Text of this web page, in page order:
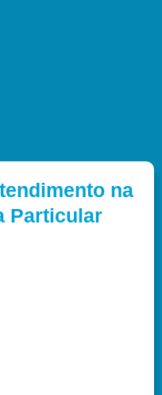
na
Particular